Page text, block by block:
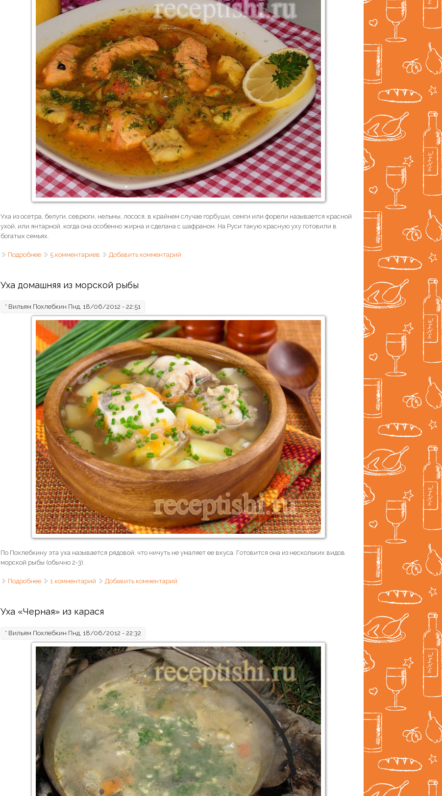
Уха из осетра, белуги, севрюги, нельмы, лосося, в крайнем случае горбуши, семги или форели называется красной
ухой, или янтарной, когда она особенно жирна и сделана с шафраном. На Руси такую красную уху готовили в
богатых семьях.
Подробнее о Уха из красной рыбы «Янтарная»
5 комментариев Добавить комментарий
Уха домашняя из морской рыбы
* Вильям Похлебкин Пнд, 18/06/2012 - 22:51
По Похлебкину эта уха называется рядовой, что ничуть не умаляет ее вкуса. Готовится она из нескольких видов
морской рыбы (обычно 2-3).
Подробнее о Уха домашняя из морской рыбы
1 комментарий Добавить комментарий
Уха «Черная» из карася
* Вильям Похлебкин Пнд, 18/06/2012 - 22:32